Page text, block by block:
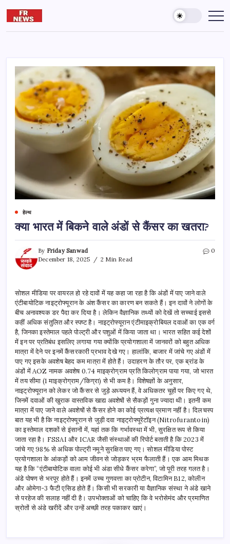
content
Friday
reporter
दुनिया
आख़िरत
पढ़ते
रहना
जरूरी
हेल्थ
क्या भारत में बिकने वाले अंडों से कैंसर का खतरा?
By Friday Sanwad
December 18, 2025
2 Min Read
0
सोशल मीडिया पर वायरल हो रहे दावों में यह कहा जा रहा है कि अंडों में पाए जाने वाले
एंटीबायोटिक नाइट्रोफ्यूरान के अंश कैंसर का कारण बन सकते हैं। इन दावों ने लोगों के
बीच अनावश्यक डर पैदा कर दिया है। लेकिन वैज्ञानिक तथ्यों को देखें तो सच्चाई इससे
कहीं अधिक संतुलित और स्पष्ट है। नाइट्रोफ्यूरान एंटीमाइक्रोबियल दवाओं का एक वर्ग
है, जिनका इस्तेमाल पहले पोल्ट्री और पशुओं में किया जाता था। भारत सहित कई देशों
में इन पर प्रतिबंध इसलिए लगाया गया क्योंकि प्रयोगशाला में जानवरों को बहुत अधिक
मात्रा में देने पर इनमें कैंसरकारी प्रभाव देखे गए। हालांकि, बाजार में जांचे गए अंडों में
पाए गए इसके अवशेष बेहद कम मात्रा में होते हैं। उदाहरण के तौर पर, एक ब्रांड के
अंडों में AOZ नामक अवशेष 0.74 माइक्रोग्राम प्रति किलोग्राम पाया गया, जो भारत
में तय सीमा (1 माइक्रोग्राम/किग्रा) से भी कम है। विशेषज्ञों के अनुसार,
नाइट्रोफ्यूरान को लेकर जो कैंसर से जुड़े अध्ययन हैं, वे अधिकतर चूहों पर किए गए थे,
जिनमें दवाओं की खुराक वास्तविक खाद्य अवशेषों से सैकड़ों गुना ज्यादा थी। इतनी कम
मात्रा में पाए जाने वाले अवशेषों से कैंसर होने का कोई प्रत्यक्ष प्रमाण नहीं है। दिलचस्प
बात यह भी है कि नाइट्रोफ्यूरान से जुड़ी दवा नाइट्रोफ्यूरेंटॉइन (Nitrofurantoin)
का इस्तेमाल दशकों से इंसानों में, यहां तक कि गर्भावस्था में भी, सुरक्षित रूप से किया
जाता रहा है। FSSAI और ICAR जैसी संस्थाओं की रिपोर्ट बताती है कि 2023 में
जांचे गए 98% से अधिक पोल्ट्री नमूने सुरक्षित पाए गए। सोशल मीडिया पोस्ट
प्रयोगशाला के आंकड़ों को आम जीवन से जोड़कर भ्रम फैलाती हैं। एक आम मिथक
यह है कि “एंटीबायोटिक वाला कोई भी अंडा सीधे कैंसर करेगा”, जो पूरी तरह गलत है।
अंडे पोषण से भरपूर होते हैं। इनमें उच्च गुणवत्ता का प्रोटीन, विटामिन B12, कोलीन
और ओमेगा-3 फैटी एसिड होते हैं। किसी भी सरकारी या वैज्ञानिक संस्था ने अंडे खाने
से परहेज की सलाह नहीं दी है। उपभोक्ताओं को चाहिए कि वे भरोसेमंद और प्रमाणित
स्रोतों से अंडे खरीदें और उन्हें अच्छी तरह पकाकर खाएं।